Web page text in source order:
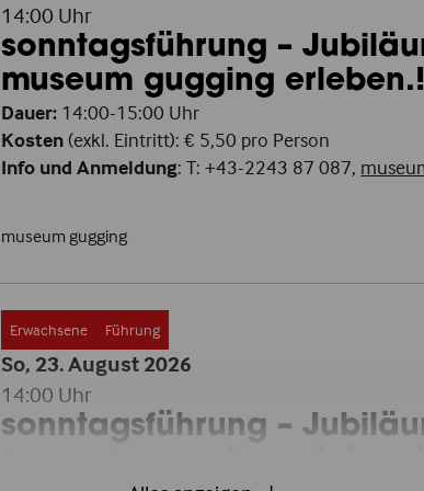
14:00 Uhr
sonntagsführung –
museum gugging erleben.!
Dauer: 14:00-15:00 Uhr
Kosten(exkl. Eintritt): € 5,50 pro Person
Info und Anmeldung: T: +43-2243 87 087,
museum gugging
Erwachsene Führung
So, 23. August 2026
14:00 Uhr
sonntagsführung –